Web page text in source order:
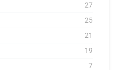
27
25
21
19
7